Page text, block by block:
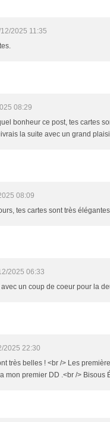
2025 11:35
08:29
bonheur ce post, tes cartes
la suite avec un grand
08:09
tes cartes sont très
2025 06:33
un coup de coeur pour la
2025 22:30
très belles ! <br /> Les
mon premier DD .<br />